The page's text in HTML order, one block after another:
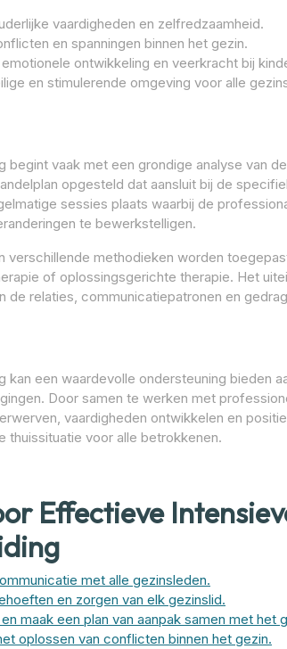
vaardigheden en zelfredzaamheid.
en spanningen binnen het gezin.
ontwikkeling en veerkracht bij
en stimulerende omgeving voor alle
begint vaak met een grondige analyse van
opgesteld dat aansluit bij de
sessies plaats waarbij de
te bewerkstelligen.
verschillende methodieken worden
of oplossingsgerichte therapie. Het
de relaties, communicatiepatronen en
kan een waardevolle ondersteuning bieden
Door samen te werken met
vaardigheden ontwikkelen en
thuissituatie voor alle betrokkenen.
Effectieve
met alle gezinsleden.
en zorgen van elk gezinslid.
maak een plan van aanpak samen met het
oplossen van conflicten binnen het gezin.